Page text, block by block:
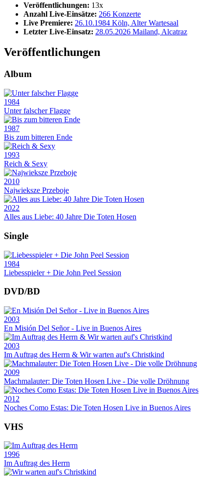
Veröffentlichungen: 13x
Anzahl Live-Einsätze: 266 Konzerte
Live Premiere: 26.10.1984 Köln, Alter Wartesaal
Letzter Live-Einsatz: 28.05.2026 Mailand, Alcatraz
Veröffentlichungen
Album
1984
Unter falscher Flagge
1987
Bis zum bitteren Ende
1993
Reich & Sexy
2010
Najwieksze Przeboje
2022
Alles aus Liebe: 40 Jahre Die Toten Hosen
Single
1984
Liebesspieler + Die John Peel Session
DVD/BD
2003
En Misión Del Señor - Live in Buenos Aires
2003
Im Auftrag des Herrn & Wir warten auf's Christkind
2009
Machmalauter: Die Toten Hosen Live - Die volle Dröhnung
2012
Noches Como Estas: Die Toten Hosen Live in Buenos Aires
VHS
1996
Im Auftrag des Herrn